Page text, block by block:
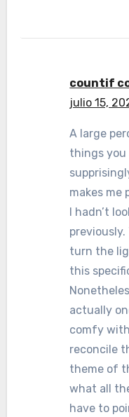
countif
julio 15,
A large
things you
makes me
I hadn’t
turn the
this
actually
comfy
reconcile
theme of
what all
have to